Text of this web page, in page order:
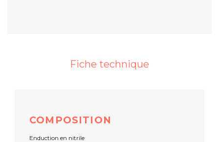
Fiche technique
COMPOSITION
Enduction en nitrile